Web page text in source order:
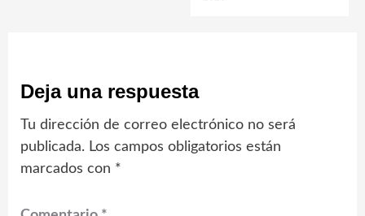
Deja una respuesta
Tu dirección de correo electrónico no será
publicada. Los campos obligatorios están
marcados con *